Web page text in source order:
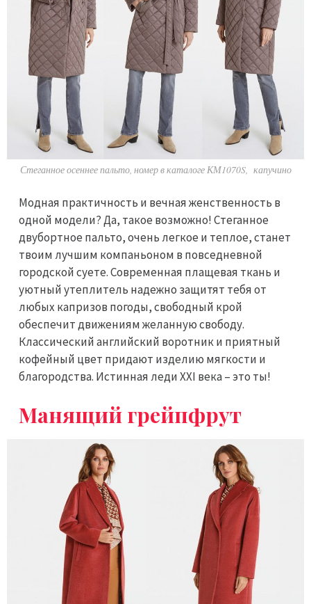
Стеганное осеннее пальто, номер в каталоге КМ1070S, капучино
Модная практичность и вечная женственность в
одной модели? Да, такое возможно! Стеганное
двубортное пальто, очень легкое и теплое, станет
твоим лучшим компаньоном в повседневной
городской суете. Современная плащевая ткань и
уютный утеплитель надежно защитят тебя от
любых капризов погоды, свободный крой
обеспечит движениям желанную свободу.
Классический английский воротник и приятный
кофейный цвет придают изделию мягкости и
благородства. Истинная леди XXI века – это ты!
Манящий грейпфрут